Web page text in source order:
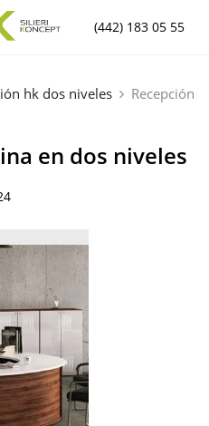
(442) 183 05 55
hk dos niveles
Recepción
en dos niveles